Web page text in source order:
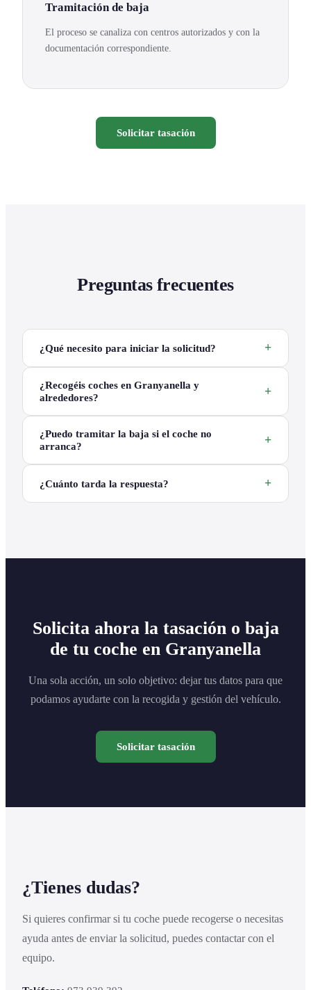
Tramitación de baja
El proceso se canaliza con centros autorizados y con la
documentación correspondiente.
Solicitar tasación
Preguntas frecuentes
¿Qué necesito para iniciar la solicitud?
¿Recogéis coches en Granyanella y
alrededores?
¿Puedo tramitar la baja si el coche no
arranca?
¿Cuánto tarda la respuesta?
Solicita ahora la tasación o baja
de tu coche en Granyanella
Una sola acción, un solo objetivo: dejar tus datos para que
podamos ayudarte con la recogida y gestión del vehículo.
Solicitar tasación
¿Tienes dudas?
Si quieres confirmar si tu coche puede recogerse o necesitas
ayuda antes de enviar la solicitud, puedes contactar con el
equipo.